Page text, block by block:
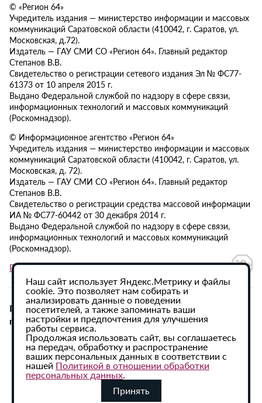
© «Регион 64»
Учредитель издания — министерство информации и массовых
коммуникаций Саратовской области (410042, г. Саратов, ул.
Московская, д.72).
Издатель — ГАУ СМИ СО «Регион 64». Главный редактор
Степанов В.В.
Свидетельство о регистрации сетевого издания Эл № ФС77-
61373 от 10 апреля 2015 г.
Выдано Федеральной службой по надзору в сфере связи,
информационных технологий и массовых коммуникаций
(Роскомнадзор).
© Информационное агентство «Регион 64»
Учредитель издания — министерство информации и массовых
коммуникаций Саратовской области (410042, г. Саратов, ул.
Московская, д. 72).
Издатель — ГАУ СМИ СО «Регион 64». Главный редактор
Степанов В.В.
Свидетельство о регистрации средства массовой информации
ИА № ФС77-60442 от 30 декабря 2014 г.
Выдано Федеральной службой по надзору в сфере связи,
информационных технологий и массовых коммуникаций
(Роскомнадзор).
Политика в отношении обработки персональных данных
При использовании материалов сайта активная
гиперссылка на ИА «Регион 64» обязательна.
Наш сайт использует Яндекс.Метрику и файлы
cookie. Это позволяет нам собирать и
анализировать данные о поведении
посетителей, а также запоминать ваши
настройки и предпочтения для улучшения
работы сервиса.
Продолжая использовать сайт, вы соглашаетесь
на передач, обработку и распространение
ваших персональных данных в соответствии с
нашей Политикой в отношении обработки
персональных данных.
Принять